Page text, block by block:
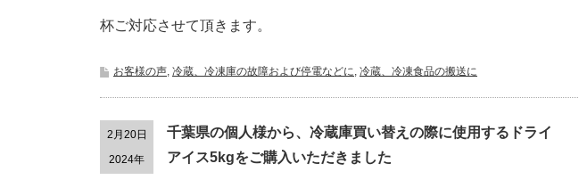
杯ご対応させて頂きます。
お客様の声, 冷蔵、冷凍庫の故障および停電などに, 冷蔵、冷凍食品の搬送に
2月20日
2024年
千葉県の個人様から、冷蔵庫買い替えの際に使用するドライ
アイス5kgをご購入いただきました